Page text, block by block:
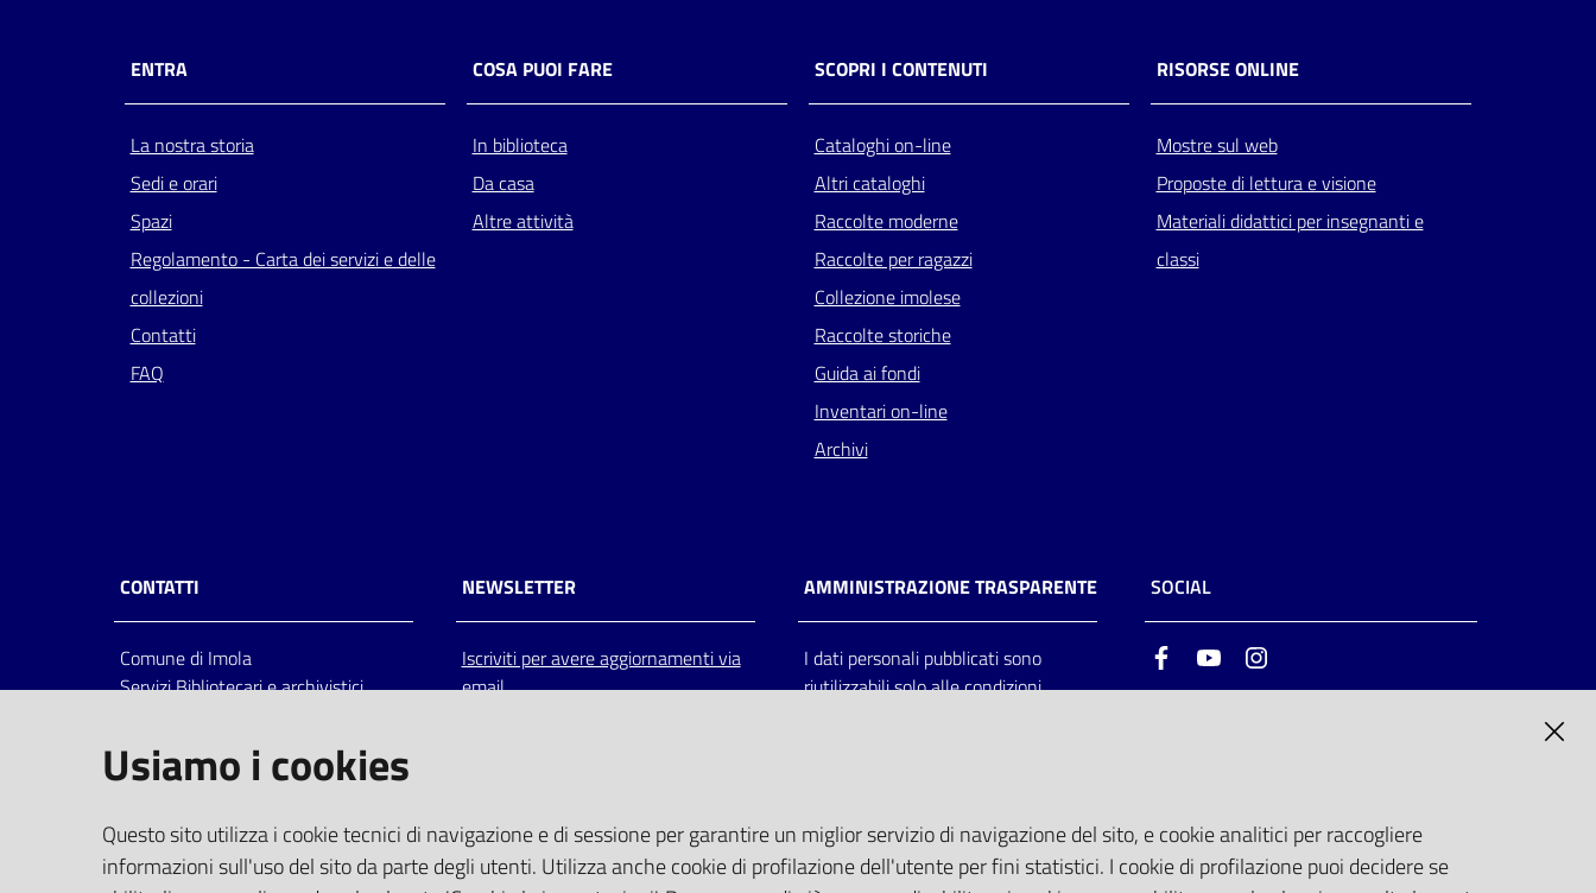
ENTRA
La nostra storia
Sedi e orari
Spazi
Regolamento - Carta dei servizi e delle
collezioni
Contatti
FAQ
COSA PUOI FARE
In biblioteca
Da casa
Altre attività
SCOPRI I CONTENUTI
Cataloghi on-line
Altri cataloghi
Raccolte moderne
Raccolte per ragazzi
Collezione imolese
Raccolte storiche
Guida ai fondi
Inventari on-line
Archivi
RISORSE ONLINE
Mostre sul web
Proposte di lettura e visione
Materiali didattici per insegnanti e
classi
CONTATTI
Comune di Imola
Servizi Bibliotecari e archivistici
Italia
centralino: tel 0542.6026.36 fax
bim@comune.imola.bo.it
PEC
comune.imola@cert.provincia.bo.it
NEWSLETTER
Iscriviti per avere aggiornamenti via
email
AMMINISTRAZIONE TRASPARENTE
I dati personali pubblicati sono
riutilizzabili solo alle condizioni
SOCIAL
FacebookYoutube
Usiamo i cookies
Questo sito utilizza i cookie tecnici di navigazione e di sessione per garantire un miglior servizio di navigazione del sito, e cookie analitici per raccogliere
informazioni sull'uso del sito da parte degli utenti. Utilizza anche cookie di profilazione dell'utente per fini statistici. I cookie di profilazione puoi decidere se